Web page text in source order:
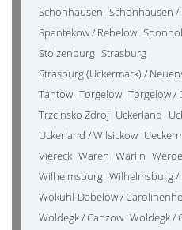
Schönhausen Schönhausen
Spantekow / Rebelow
Stolzenburg Strasburg
Strasburg (Uckermark) /
Tantow Torgelow Torgelow /
Trzcinsko Zdroj Uckerland
Uckerland / Wilsickow
Viereck Waren Warlin
Wilhelmsburg Wilhelmsburg /
Wokuhl-Dabelow /
Woldegk / Canzow Woldegk /